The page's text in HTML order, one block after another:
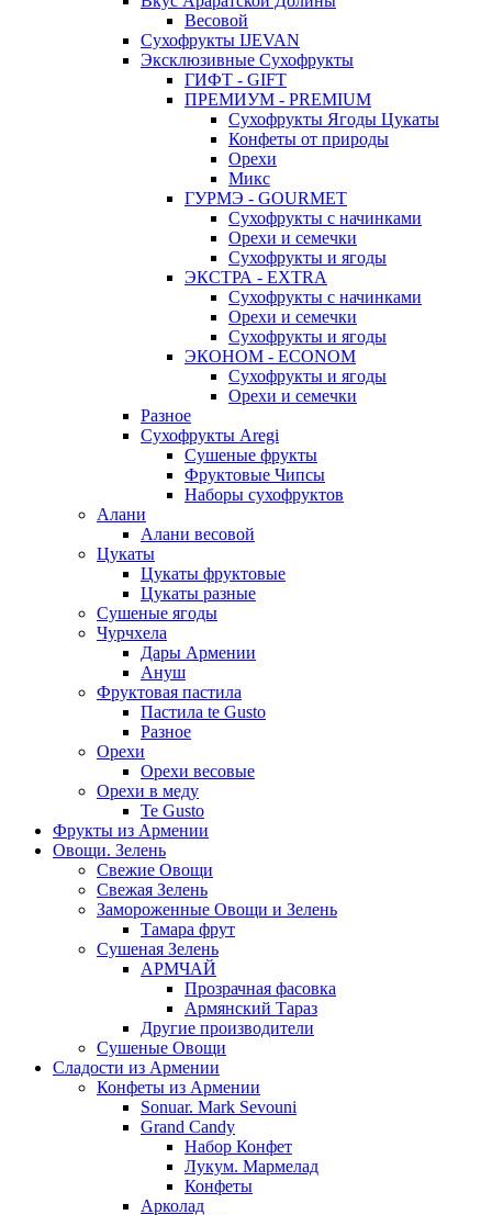
Весовой
Сухофрукты IJEVAN
Эксклюзивные Сухофрукты
ГИФТ - GIFT
ПРЕМИУМ - PREMIUM
Сухофрукты Ягоды Цукаты
Конфеты от природы
Орехи
Микс
ГУРМЭ - GOURMET
Сухофрукты с начинками
Орехи и семечки
Сухофрукты и ягоды
ЭКСТРА - EXTRA
Сухофрукты с начинками
Орехи и семечки
Сухофрукты и ягоды
ЭКОНОМ - ECONOM
Сухофрукты и ягоды
Орехи и семечки
Разное
Сухофрукты Aregi
Сушеные фрукты
Фруктовые Чипсы
Наборы сухофруктов
Алани
Алани весовой
Цукаты
Цукаты фруктовые
Цукаты разные
Сушеные ягоды
Чурчхела
Дары Армении
Ануш
Фруктовая пастила
Пастила te Gusto
Разное
Орехи
Орехи весовые
Орехи в меду
Te Gusto
Фрукты из Армении
Овощи. Зелень
Свежие Овощи
Свежая Зелень
Замороженные Овощи и Зелень
Тамара фрут
Сушеная Зелень
АРМЧАЙ
Прозрачная фасовка
Армянский Тараз
Другие производители
Сушеные Овощи
Сладости из Армении
Конфеты из Армении
Sonuar. Mark Sevouni
Grand Candy
Набор Конфет
Лукум. Мармелад
Конфеты
Арколад